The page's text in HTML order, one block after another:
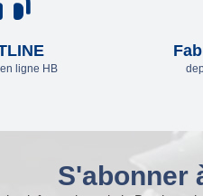
ligne HB
S'abonner